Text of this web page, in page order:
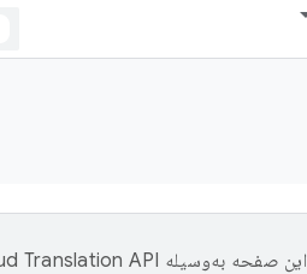
این صفحه به‌وسیله